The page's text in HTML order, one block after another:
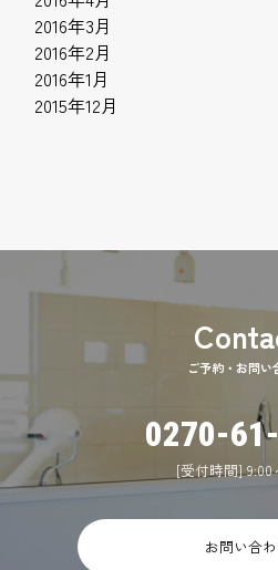
2016年3月
2016年2月
2016年1月
2015年12月
ご予約・お問い
0270-
[受付時間] 9:00
お問い合